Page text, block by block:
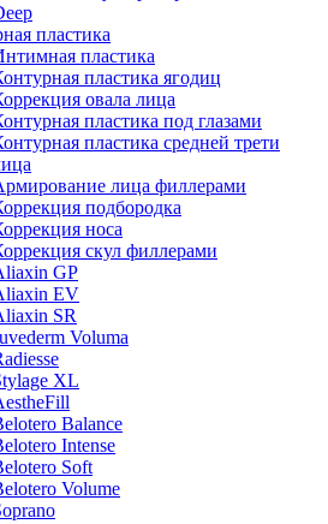
пластика
пластика
пластика ягодиц
овала лица
пластика под глазами
пластика средней трети
лица филлерами
подбородка
носа
скул филлерами
GP
EV
SR
Voluma
XL
Balance
Intense
Soft
Volume